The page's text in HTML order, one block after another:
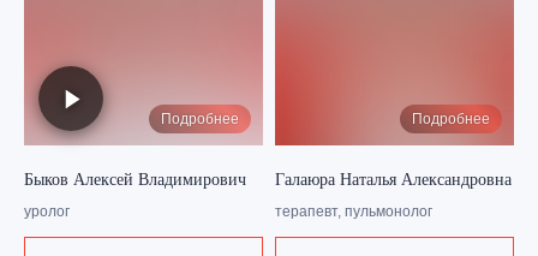
Подробнее
Быков Алексей Владимирович
уролог
Подробнее
Галаюра Наталья Александровна
терапевт, пульмонолог